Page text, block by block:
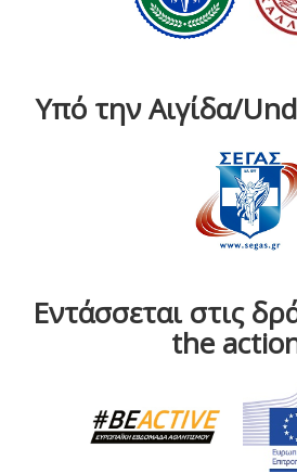
Υπό την Αιγίδα/
Εντάσσεται στις
the